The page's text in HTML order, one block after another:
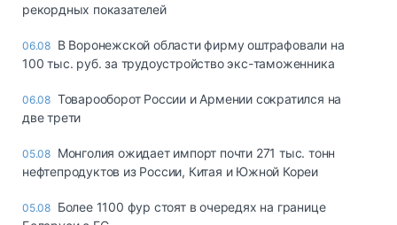
рекордных показателей
06.08 В Воронежской области фирму оштрафовали на
100 тыс. руб. за трудоустройство экс-таможенника
06.08 Товарооборот России и Армении сократился на
две трети
05.08 Монголия ожидает импорт почти 271 тыс. тонн
нефтепродуктов из России, Китая и Южной Кореи
05.08 Более 1100 фур стоят в очередях на границе